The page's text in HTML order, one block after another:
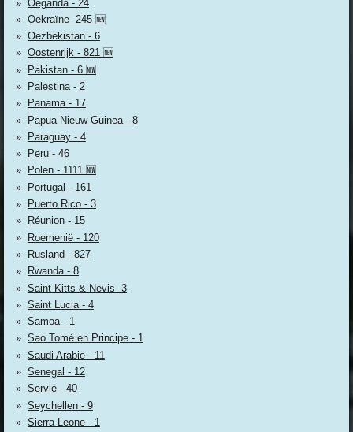
Oeganda - 24
Oekraïne -245 🆕
Oezbekistan - 6
Oostenrijk - 821 🆕
Pakistan - 6 🆕
Palestina - 2
Panama - 17
Papua Nieuw Guinea - 8
Paraguay - 4
Peru - 46
Polen - 1111 🆕
Portugal - 161
Puerto Rico - 3
Réunion - 15
Roemenië - 120
Rusland - 827
Rwanda - 8
Saint Kitts & Nevis -3
Saint Lucia - 4
Samoa - 1
Sao Tomé en Principe - 1
Saudi Arabië - 11
Senegal - 12
Servië - 40
Seychellen - 9
Sierra Leone - 1